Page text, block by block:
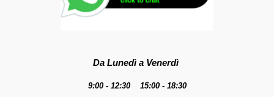
Da Lunedì a Venerdì
9:00 - 12:30 15:00 - 18:30